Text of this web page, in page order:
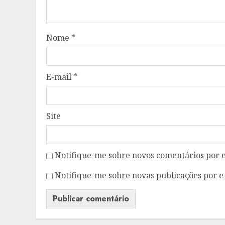
Nome *
E-mail *
Site
Notifique-me sobre novos comentários por
Notifique-me sobre novas publicações por